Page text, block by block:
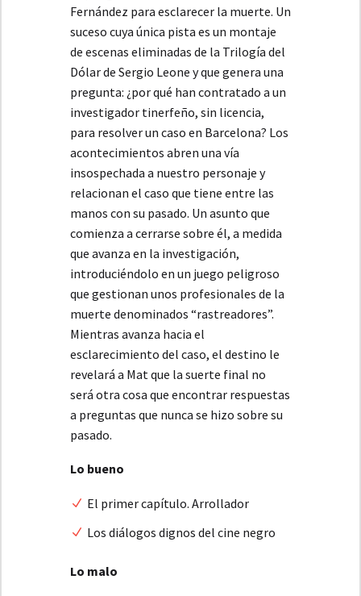
Fernández para esclarecer la muerte. Un
suceso cuya única pista es un montaje
de escenas eliminadas de la Trilogía del
Dólar de Sergio Leone y que genera una
pregunta: ¿por qué han contratado a un
investigador tinerfeño, sin licencia,
para resolver un caso en Barcelona? Los
acontecimientos abren una vía
insospechada a nuestro personaje y
relacionan el caso que tiene entre las
manos con su pasado. Un asunto que
comienza a cerrarse sobre él, a medida
que avanza en la investigación,
introduciéndolo en un juego peligroso
que gestionan unos profesionales de la
muerte denominados “rastreadores”.
Mientras avanza hacia el
esclarecimiento del caso, el destino le
revelará a Mat que la suerte final no
será otra cosa que encontrar respuestas
a preguntas que nunca se hizo sobre su
pasado.
Lo bueno
El primer capítulo. Arrollador
Los diálogos dignos del cine negro
Lo malo